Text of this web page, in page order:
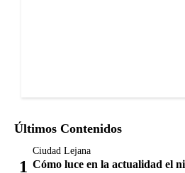
Últimos Contenidos
Ciudad Lejana
Cómo luce en la actualidad el